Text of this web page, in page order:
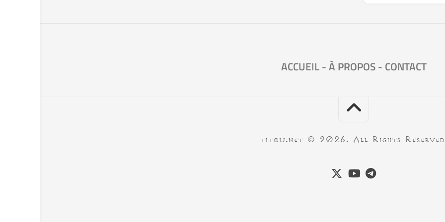
ACCUEIL-À PROPOS- CONTACT
titou.net © 2026. All Rights